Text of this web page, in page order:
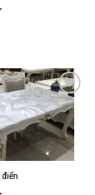
Add to
wishlist